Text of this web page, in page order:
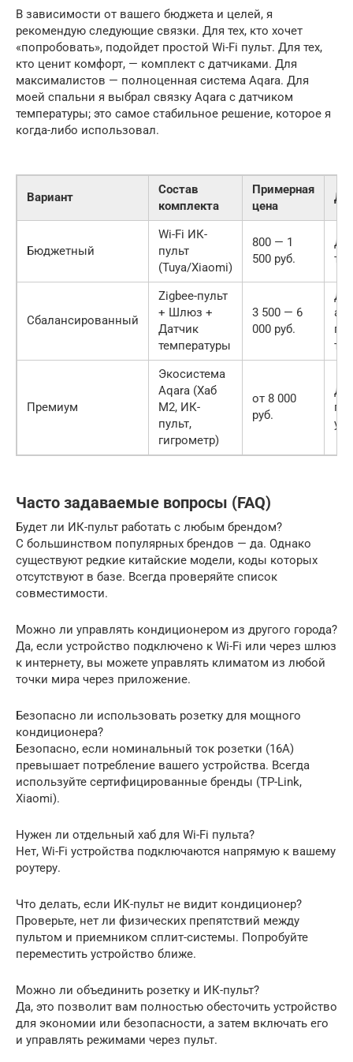
В зависимости от вашего бюджета и целей, я
рекомендую следующие связки. Для тех, кто хочет
«попробовать», подойдет простой Wi-Fi пульт. Для тех,
кто ценит комфорт, — комплект с датчиками. Для
максималистов — полноценная система Aqara. Для
моей спальни я выбрал связку Aqara с датчиком
температуры; это самое стабильное решение, которое я
когда-либо использовал.
Вариант
Состав
комплекта
Примерная
цена
Бюджетный
Wi-Fi ИК-
пульт
(Tuya/Xiaomi)
800 — 1
500 руб.
Сбалансированный
Zigbee-пульт
+ Шлюз +
Датчик
температуры
3 500 — 6
000 руб.
Премиум
Экосистема
Aqara (Хаб
M2, ИК-
пульт,
гигрометр)
от 8 000
руб.
Часто задаваемые вопросы (FAQ)
Будет ли ИК-пульт работать с любым брендом?
С большинством популярных брендов — да. Однако
существуют редкие китайские модели, коды которых
отсутствуют в базе. Всегда проверяйте список
совместимости.
Можно ли управлять кондиционером из другого города?
Да, если устройство подключено к Wi-Fi или через шлюз
к интернету, вы можете управлять климатом из любой
точки мира через приложение.
Безопасно ли использовать розетку для мощного
кондиционера?
Безопасно, если номинальный ток розетки (16А)
превышает потребление вашего устройства. Всегда
используйте сертифицированные бренды (TP-Link,
Xiaomi).
Нужен ли отдельный хаб для Wi-Fi пульта?
Нет, Wi-Fi устройства подключаются напрямую к вашему
роутеру.
Что делать, если ИК-пульт не видит кондиционер?
Проверьте, нет ли физических препятствий между
пультом и приемником сплит-системы. Попробуйте
переместить устройство ближе.
Можно ли объединить розетку и ИК-пульт?
Да, это позволит вам полностью обесточить устройство
для экономии или безопасности, а затем включать его
и управлять режимами через пульт.